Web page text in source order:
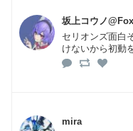
坂上コウノ
セリオンズ面白
けないから初動
mira